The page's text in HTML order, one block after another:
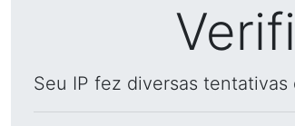
Seu IP fez diversas